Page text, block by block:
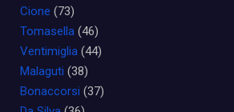
Cione (73)
Tomasella (46)
Ventimiglia (44)
Malaguti (38)
Bonaccorsi (37)